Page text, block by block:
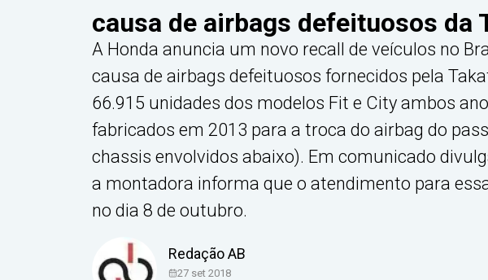
causa de airbags defeituosos da
A Honda anuncia um novo recall de veículos no
causa de airbags defeituosos fornecidos pela
66.915 unidades dos modelos Fit e City ambos
fabricados em 2013 para a troca do airbag do
chassis envolvidos abaixo). Em comunicado
a montadora informa que o atendimento para
no dia 8 de outubro.
Redação AB
27 set 2018